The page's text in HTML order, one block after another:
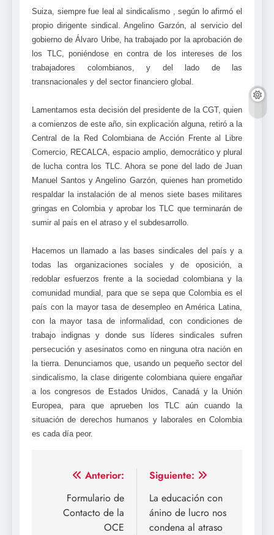
Suiza, siempre fue leal al sindicalismo , según lo afirmó el
propio dirigente sindical. Angelino Garzón, al servicio del
gobierno de Álvaro Uribe, ha trabajado por la aprobación de
los TLC, poniéndose en contra de los intereses de los
trabajadores colombianos, y del lado de las
transnacionales y del sector financiero global.
Lamentamos esta decisión del presidente de la CGT, quien
a comienzos de este año, sin explicación alguna, retiró a la
Central de la Red Colombiana de Acción Frente al Libre
Comercio, RECALCA, espacio amplio, democrático y plural
de lucha contra los TLC. Ahora se pone del lado de Juan
Manuel Santos y Angelino Garzón, quienes han prometido
respaldar la instalación de al menos siete bases militares
gringas en Colombia y aprobar los TLC que terminarán de
sumir al país en el atraso y el subdesarrollo.
Hacemos un llamado a las bases sindicales del país y a
todas las organizaciones sociales y de oposición, a
redoblar esfuerzos frente a la sociedad colombiana y la
comunidad mundial, para que se sepa que Colombia es el
país con la mayor tasa de desempleo en América Latina,
con la mayor tasa de informalidad, con condiciones de
trabajo indignas y donde sus líderes sindicales sufren
persecución y asesinatos como en ninguna otra nación en
la tierra. Denunciamos que, usando un pequeño sector del
sindicalismo, la clase dirigente colombiana quiere engañar
a los congresos de Estados Unidos, Canadá y la Unión
Europea, para que aprueben los TLC aún cuando la
situación de derechos humanos y laborales en Colombia
es cada día peor.
Navegación
entradas
Anterior:
Formulario de
Contacto de la
OCE
Siguiente:
La educación con
ánino de lucro nos
condena al atraso